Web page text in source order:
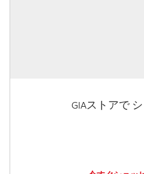
GIAストアで